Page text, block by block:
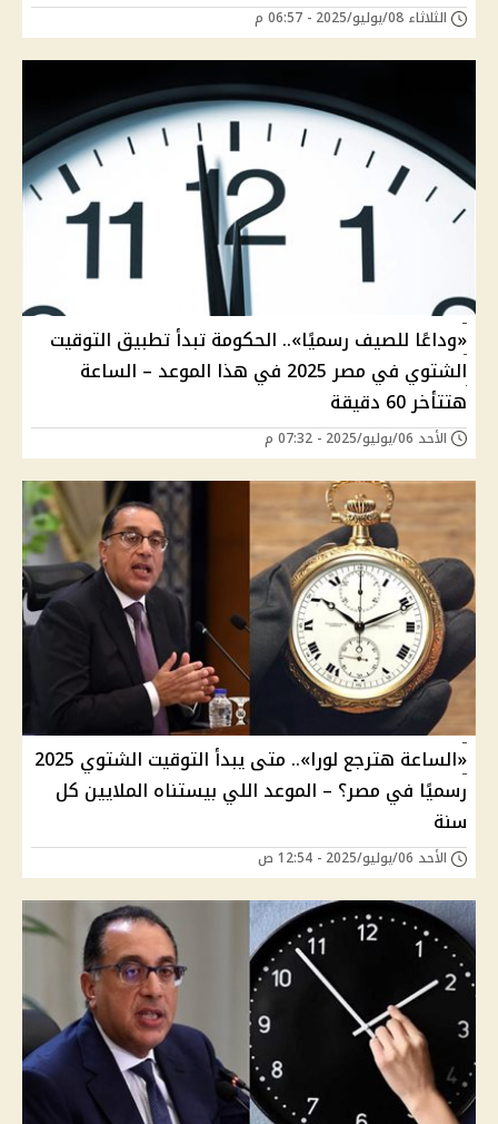
الثلاثاء 08/يوليو/2025 - 06:57 م
«وداعًا للصيف رسميًا».. الحكومة تبدأ تطبيق التوقيت
الشتوي في مصر 2025 في هذا الموعد – الساعة
هتتأخر 60 دقيقة
الأحد 06/يوليو/2025 - 07:32 م
«الساعة هترجع لورا».. متى يبدأ التوقيت الشتوي 2025
رسميًا في مصر؟ – الموعد اللي بيستناه الملايين كل
سنة
الأحد 06/يوليو/2025 - 12:54 ص